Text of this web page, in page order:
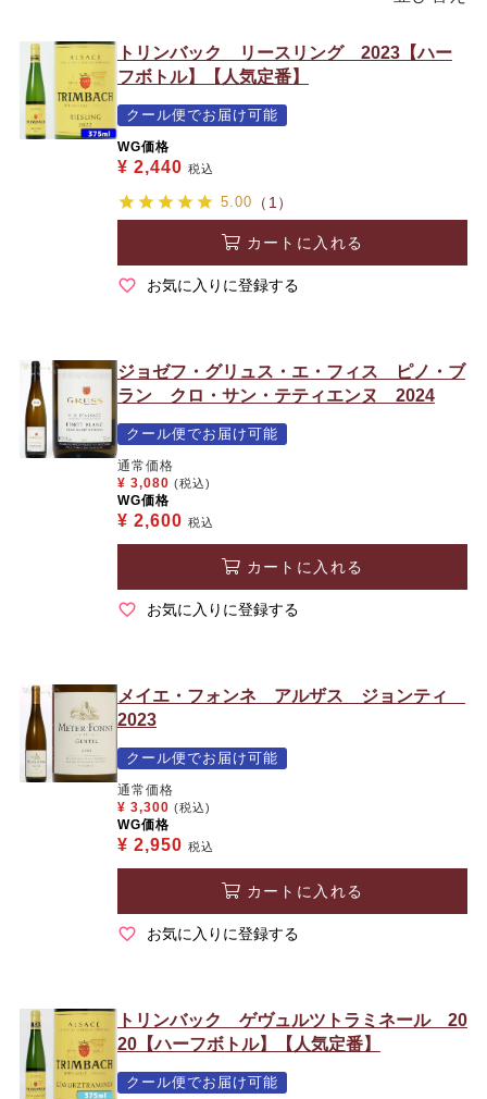
トリンバック リースリング 2023【ハー
フボトル】【人気定番】
クール便でお届け可能
WG価格
¥ 2,440 税込
5.00 （1）
カートに入れる
お気に入りに登録する
ジョゼフ・グリュス・エ・フィス ピノ・ブ
ラン クロ・サン・テティエンヌ 2024
クール便でお届け可能
通常価格
¥ 3,080 (税込)
WG価格
¥ 2,600 税込
カートに入れる
お気に入りに登録する
メイエ・フォンネ アルザス ジョンティ
2023
クール便でお届け可能
通常価格
¥ 3,300 (税込)
WG価格
¥ 2,950 税込
カートに入れる
お気に入りに登録する
トリンバック ゲヴュルツトラミネール 20
20【ハーフボトル】【人気定番】
クール便でお届け可能